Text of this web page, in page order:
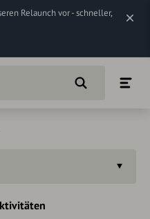
Relaunch vor - schneller,